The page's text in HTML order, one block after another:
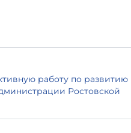
работу по развитию
Ростовской